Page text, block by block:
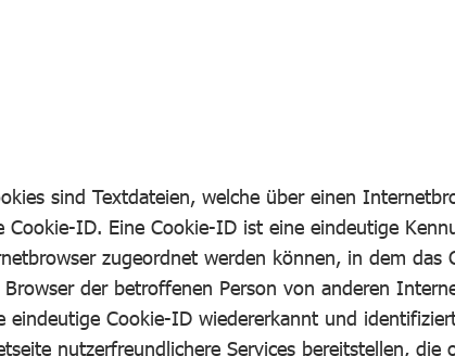
sind Textdateien, welche über einen
ID. Eine Cookie-ID ist eine eindeutige
zugeordnet werden können, in dem das
der betroffenen Person von anderen
Cookie-ID wiedererkannt und
nutzerfreundlichere Services bereitstellen,